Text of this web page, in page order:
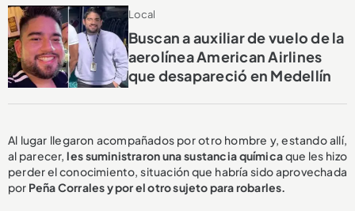
Local
Buscan a auxiliar de vuelo de la
aerolínea American Airlines
que desapareció en Medellín
Al lugar llegaron acompañados por otro hombre y, estando allí,
al parecer,les suministraron una sustancia químicaque les hizo
perder el conocimiento, situación que habría sido aprovechada
por Peña Corrales y por el otro sujeto para robarles.